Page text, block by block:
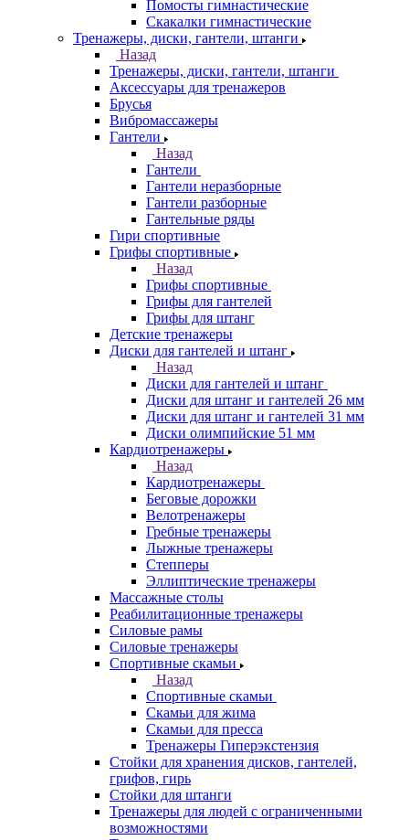
Помосты гимнастические
Скакалки гимнастические
Тренажеры, диски, гантели, штанги
Назад
Тренажеры, диски, гантели, штанги
Аксессуары для тренажеров
Брусья
Вибромассажеры
Гантели
Назад
Гантели
Гантели неразборные
Гантели разборные
Гантельные ряды
Гири спортивные
Грифы спортивные
Назад
Грифы спортивные
Грифы для гантелей
Грифы для штанг
Детские тренажеры
Диски для гантелей и штанг
Назад
Диски для гантелей и штанг
Диски для штанг и гантелей 26 мм
Диски для штанг и гантелей 31 мм
Диски олимпийские 51 мм
Кардиотренажеры
Назад
Кардиотренажеры
Беговые дорожки
Велотренажеры
Гребные тренажеры
Лыжные тренажеры
Степперы
Эллиптические тренажеры
Массажные столы
Реабилитационные тренажеры
Силовые рамы
Силовые тренажеры
Спортивные скамьи
Назад
Спортивные скамьи
Скамьи для жима
Скамьи для пресса
Тренажеры Гиперэкстензия
Стойки для хранения дисков, гантелей,
грифов, гирь
Стойки для штанги
Тренажеры для людей с ограниченными
возможностями